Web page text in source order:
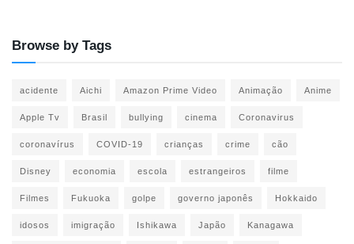
Browse by Tags
acidente Aichi Amazon Prime Video Animação Anime
Apple Tv Brasil bullying cinema Coronavirus
coronavírus COVID-19 crianças crime cão
Disney economia escola estrangeiros filme
Filmes Fukuoka golpe governo japonês Hokkaido
idosos imigração Ishikawa Japão Kanagawa